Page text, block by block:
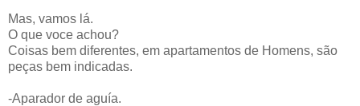
Mas, vamos lá.
O que voce achou?
Coisas bem diferentes, em apartamentos de Homens, são
peças bem indicadas.
-Aparador de aguía.